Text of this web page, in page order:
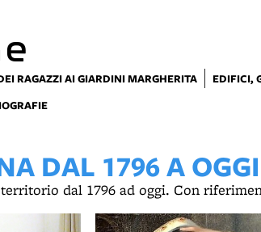
RAGAZZI AI GIARDINI MARGHERITA EDIFICI,
DAL 1796 A OGGI
dal 1796 ad oggi. Con